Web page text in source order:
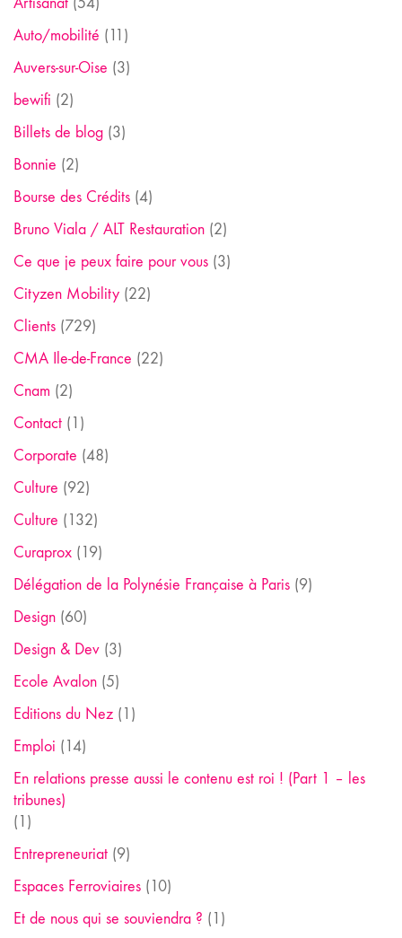
Auto/mobilité (11)
Auvers-sur-Oise (3)
bewifi (2)
Billets de blog (3)
Bonnie (2)
Bourse des Crédits (4)
Bruno Viala / ALT Restauration (2)
Ce que je peux faire pour vous (3)
Cityzen Mobility (22)
Clients (729)
CMA Ile-de-France (22)
Cnam (2)
Contact (1)
Corporate (48)
Culture (92)
Culture (132)
Curaprox (19)
Délégation de la Polynésie Française à Paris (9)
Design (60)
Design & Dev (3)
Ecole Avalon (5)
Editions du Nez (1)
Emploi (14)
En relations presse aussi le contenu est roi ! (Part 1 – les
tribunes)
(1)
Entrepreneuriat (9)
Espaces Ferroviaires (10)
Et de nous qui se souviendra ? (1)